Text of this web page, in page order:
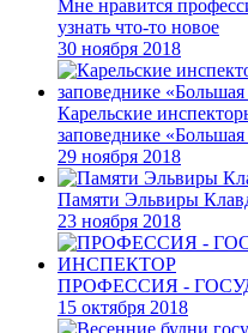
Мне нравится
узнать что-то новое
30 ноября 2018
Карельские
заповеднике
29 ноября 2018
Памяти Эльвиры
23 ноября 2018
ПРОФЕССИЯ -
15 октября 2018